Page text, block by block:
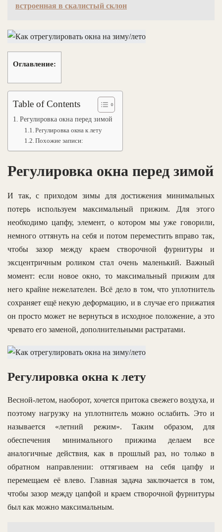
встроенная в скалистый склон
Оглавление:
Table of Contents
Регулировка окна перед зимой
Регулировка окна к лету
Похожие записи:
Регулировка окна перед зимой
И так, с приходом зимы для достижения минимальных
потерь используем максимальный прижим. Для этого
необходимо цапфу, элемент, о котором мы уже говорили,
немного оттянуть на себя и потом переместить вправо так,
чтобы зазор между краем створочной фурнитуры и
эксцентричным роликом стал очень маленький. Важный
момент: если новое окно, то максимальный прижим для
него крайне нежелателен. Всё дело в том, что уплотнитель
сохраняет ещё некую деформацию, и в случае его прижатия
он просто может не вернуться в исходное положение, а это
чревато его заменой, дополнительными растратами.
Регулировка окна к лету
Весной-летом, наоборот, хочется притока свежего воздуха, и
поэтому нагрузку на уплотнитель можно ослабить. Это и
называется «летний режим». Таким образом, для
обеспечения минимального прижима делаем все
аналогичные действия, как в прошлый раз, но только в
обратном направлении: оттягиваем на себя цапфу и
перемещаем её влево. Главная задача заключается в том,
чтобы зазор между цапфой и краем створочной фурнитуры
был как можно максимальным.